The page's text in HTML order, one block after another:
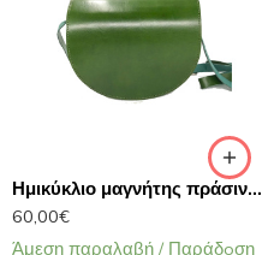
Ημικύκλιο μαγνήτης πράσινο/τσάντα δερμάτινη χιαστί No 44-17
60,00€
Άμεση παραλαβή / Παράδoση